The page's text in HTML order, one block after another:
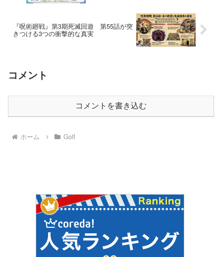
『呪術廻戦』第3期死滅回遊 第55話が突
きつける3つの衝撃的な真実
コメント
コメントを書き込む
ホーム Golf